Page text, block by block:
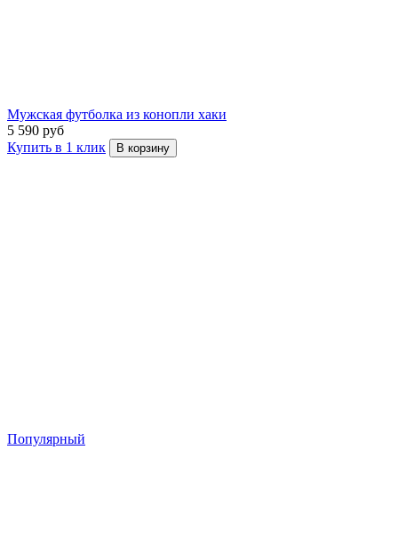
Мужская футболка из конопли хаки
5 590 руб
Купить в 1 клик
В корзину
Популярный